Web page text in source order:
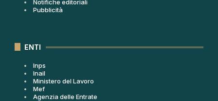
Notifiche editoriali
Pubblicità
ENTI
Inps
Inail
Ministero del Lavoro
Mef
Agenzia delle Entrate